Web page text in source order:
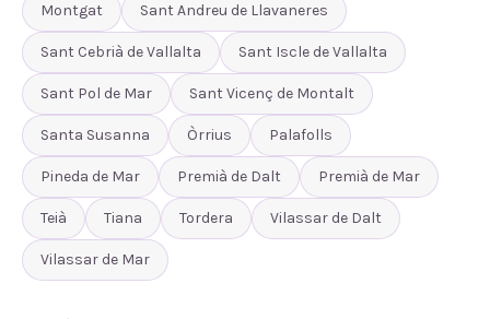
Montgat Sant Andreu de Llavaneres
Sant Cebrià de Vallalta Sant Iscle de Vallalta
Sant Pol de Mar Sant Vicenç de Montalt
Santa Susanna Òrrius Palafolls
Pineda de Mar Premià de Dalt Premià de Mar
Teià Tiana Tordera Vilassar de Dalt
Vilassar de Mar